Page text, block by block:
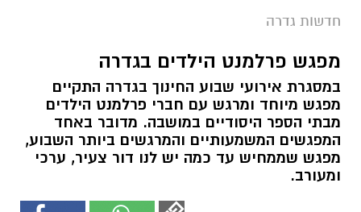
חדשות גדרה
מפגש פרלמנט הילדים בגדרה
במסגרת אירועי שבוע החינוך בגדרה התקיים
מפגש מיוחד ומרגש עם חברי פרלמנט הילדים
מבתי הספר היסודיים במושבה. מדובר באחד
המפגשים המשמעותיים והמרגשים ביותר השבוע,
מפגש שממחיש עד כמה יש לנו דור צעיר, ערכי
ומעורב.